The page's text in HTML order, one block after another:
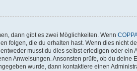
dann gibt es zwei Möglichkeiten. Wenn
folgen, die du erhalten hast. Wenn dies nicht
musst du dies selbst erledigen oder ein
Anweisungen. Ansonsten prüfe, ob du deine
wurde, dann kontaktiere einen